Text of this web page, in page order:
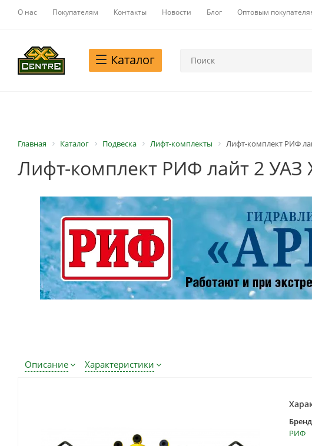
О нас Покупателям Контакты Новости Блог Оптовым
Каталог
Главная Каталог Подвеска Лифт-комплекты Лифт-комплект РИФ
Лифт-комплект РИФ лайт 2 УАЗ
Описание Характеристики
Бренд
РИФ